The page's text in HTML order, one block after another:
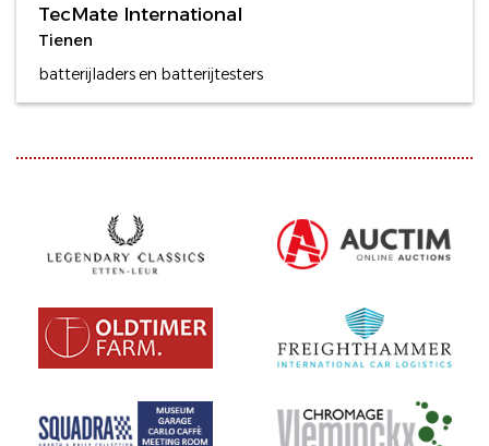
TecMate International
Tienen
batterijladers en batterijtesters